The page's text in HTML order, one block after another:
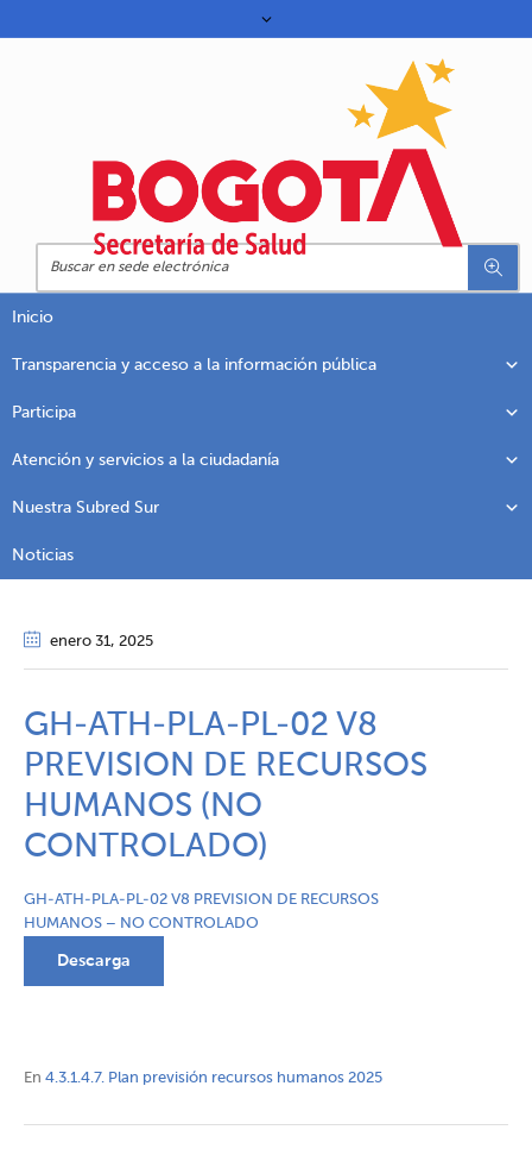
Inicio
Transparencia y acceso a la información pública
Participa
Atención y servicios a la ciudadanía
Nuestra Subred Sur
Noticias
enero 31, 2025
GH-ATH-PLA-PL-02 V8
PREVISION DE RECURSOS
HUMANOS (NO
CONTROLADO)
GH-ATH-PLA-PL-02 V8 PREVISION DE RECURSOS
HUMANOS – NO CONTROLADO
Descarga
En 4.3.1.4.7. Plan previsión recursos humanos 2025